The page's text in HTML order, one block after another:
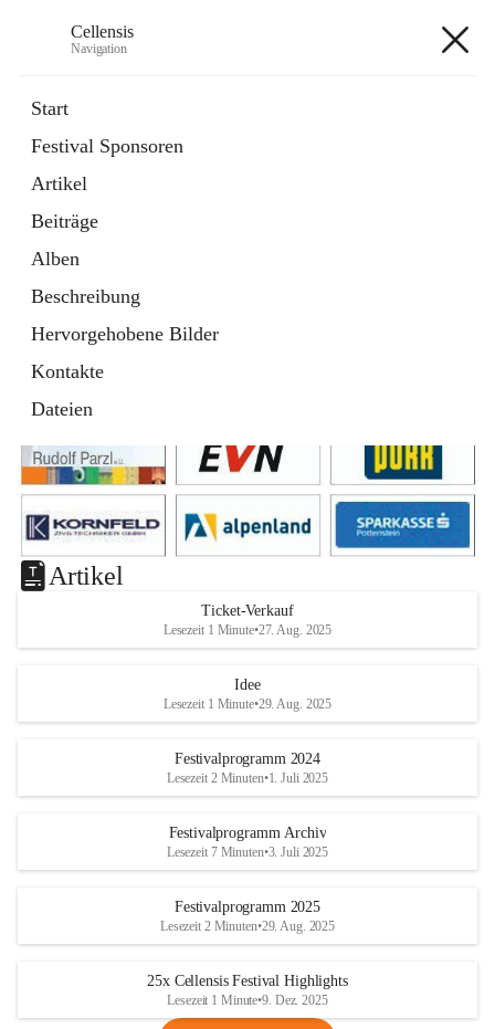
Cellensis
Navigation
Start
Festival Sponsoren
Artikel
Beiträge
Alben
Beschreibung
Hervorgehobene Bilder
Kontakte
Dateien
Festival Sponsoren
Artikel
Ticket-Verkauf
Lesezeit 1 Minute•27. Aug. 2025
Idee
Lesezeit 1 Minute•29. Aug. 2025
Festivalprogramm 2024
Lesezeit 2 Minuten•1. Juli 2025
Festivalprogramm Archiv
Lesezeit 7 Minuten•3. Juli 2025
Festivalprogramm 2025
Lesezeit 2 Minuten•29. Aug. 2025
25x Cellensis Festival Highlights
Lesezeit 1 Minute•9. Dez. 2025